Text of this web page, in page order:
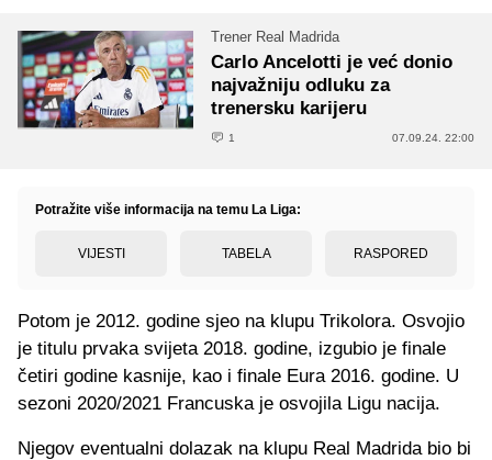
Trener Real Madrida
Carlo Ancelotti je već donio
najvažniju odluku za
trenersku karijeru
1 07.09.24. 22:00
Potražite više informacija na temu La Liga:
VIJESTI TABELA RASPORED
Potom je 2012. godine sjeo na klupu Trikolora. Osvojio
je titulu prvaka svijeta 2018. godine, izgubio je finale
četiri godine kasnije, kao i finale Eura 2016. godine. U
sezoni 2020/2021 Francuska je osvojila Ligu nacija.
Njegov eventualni dolazak na klupu Real Madrida bio bi